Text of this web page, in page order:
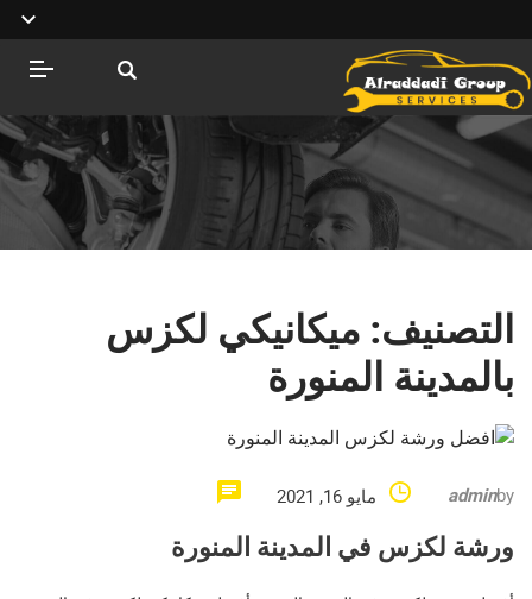
التصنيف: ميكانيكي لكزس
بالمدينة المنورة
by
admin مايو 16, 2021
ورشة لكزس في المدينة المنورة